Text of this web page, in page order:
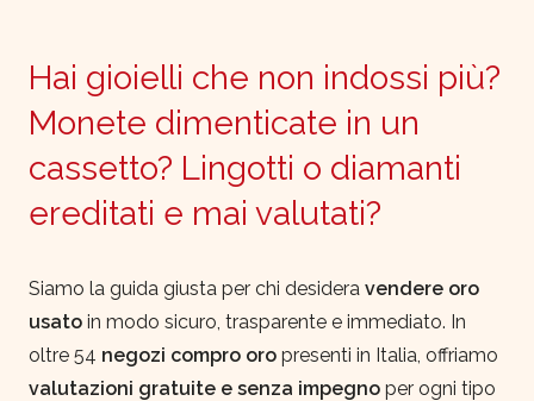
Hai gioielli che non indossi più?
Monete dimenticate in un
cassetto? Lingotti o diamanti
ereditati e mai valutati?
Siamo la guida giusta per chi desidera vendere oro
usato in modo sicuro, trasparente e immediato. In
oltre 54 negozi compro oro presenti in Italia, offriamo
valutazioni gratuite e senza impegno per ogni tipo